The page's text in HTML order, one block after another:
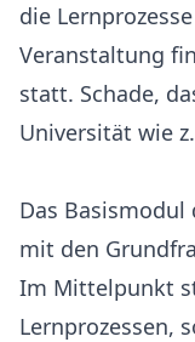
die
Veranstaltung
statt. Schade,
Universität wie
Das
mit den
Im Mittelpunkt
Lernprozessen,